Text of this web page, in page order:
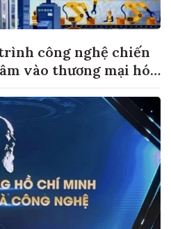
công nghệ chiến
vào thương mại hóa